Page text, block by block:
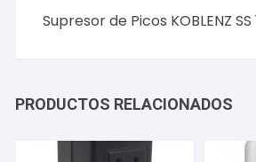
Supresor de Picos KOBLENZ SS
PRODUCTOS RELACIONADOS